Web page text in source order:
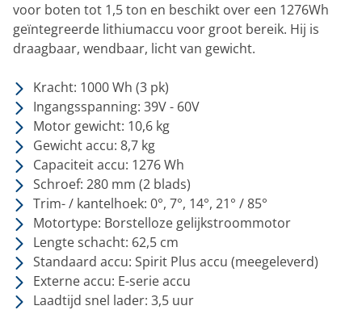
voor boten tot 1,5 ton en beschikt over een 1276Wh
geïntegreerde lithiumaccu voor groot bereik. Hij is
draagbaar, wendbaar, licht van gewicht.
Kracht: 1000 Wh (3 pk)
Ingangsspanning: 39V - 60V
Motor gewicht: 10,6 kg
Gewicht accu: 8,7 kg
Capaciteit accu: 1276 Wh
Schroef: 280 mm (2 blads)
Trim- / kantelhoek: 0°, 7°, 14°, 21° / 85°
Motortype: Borstelloze gelijkstroommotor
Lengte schacht: 62,5 cm
Standaard accu: Spirit Plus accu (meegeleverd)
Externe accu: E-serie accu
Laadtijd snel lader: 3,5 uur